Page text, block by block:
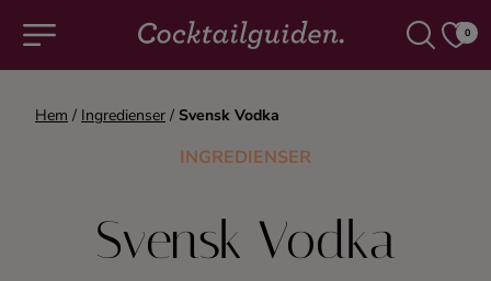
0
COCKTAILS & DRINKAR
Alkoholfritt
Hem / Ingredienser / Svensk Vodka
INGREDIENSER
Svensk Vodka